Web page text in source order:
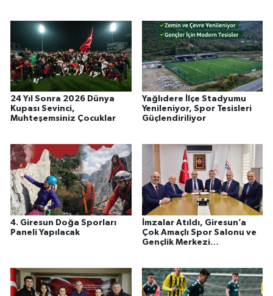
24 Yıl Sonra 2026 Dünya
Kupası Sevinci,
Muhteşemsiniz Çocuklar
Yağlıdere İlçe Stadyumu
Yenileniyor, Spor Tesisleri
Güçlendiriliyor
4. Giresun Doğa Sporları
Paneli Yapılacak
İmzalar Atıldı, Giresun’a
Çok Amaçlı Spor Salonu ve
Gençlik Merkezi